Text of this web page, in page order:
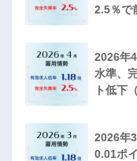
2.5％で
2026年
水準、
ト低下
2026年
0.01ポ